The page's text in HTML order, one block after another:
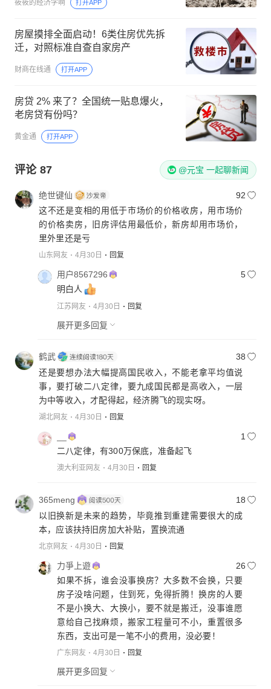
筱筱的经济学啊 打开APP
房屋摸排全面启动！6类住房优先拆
迁，对照标准自查自家房产
财商在线通 打开APP
房贷 2% 来了？全国统一贴息爆火，
老房贷有份吗？
黄金通 打开APP
评论 87 @元宝 一起聊新闻
绝世键仙
92
这不还是变相的用低于市场价的价格收房，用市场价
的价格卖房，旧房评估用最低价，新房却用市场价，
里外里还是亏
山东网友 4月30日 回复
用户8567296
5
明白人
江苏网友 4月30日 回复
展开更多回复
鹤武
38
还是要想办法大幅提高国民收入，不能老拿平均值说
事，要打破二八定律，要九成国民都是高收入，一层
为中等收入，才配得起，经济腾飞的现实呀。
湖北网友 4月30日 回复
1
二八定律，有300万保底，准备起飞
澳大利亚网友 4月30日 回复
365meng
18
以旧换新是未来的趋势，毕竟推到重建需要很大的成
本，应该扶持旧房加大补贴，置换流通
北京网友 4月30日 回复
力爭上遊
26
如果不拆，谁会没事换房？大多数不会换，只要
房子没啥问题，住到死，免得折腾！换房的人要
不是小换大、大换小，要不就是搬迁，没事谁愿
意给自己找麻烦，搬家工程量可不小，重置很多
东西，支出可是一笔不小的费用，没必要！
广东网友 4月30日 回复
展开更多回复